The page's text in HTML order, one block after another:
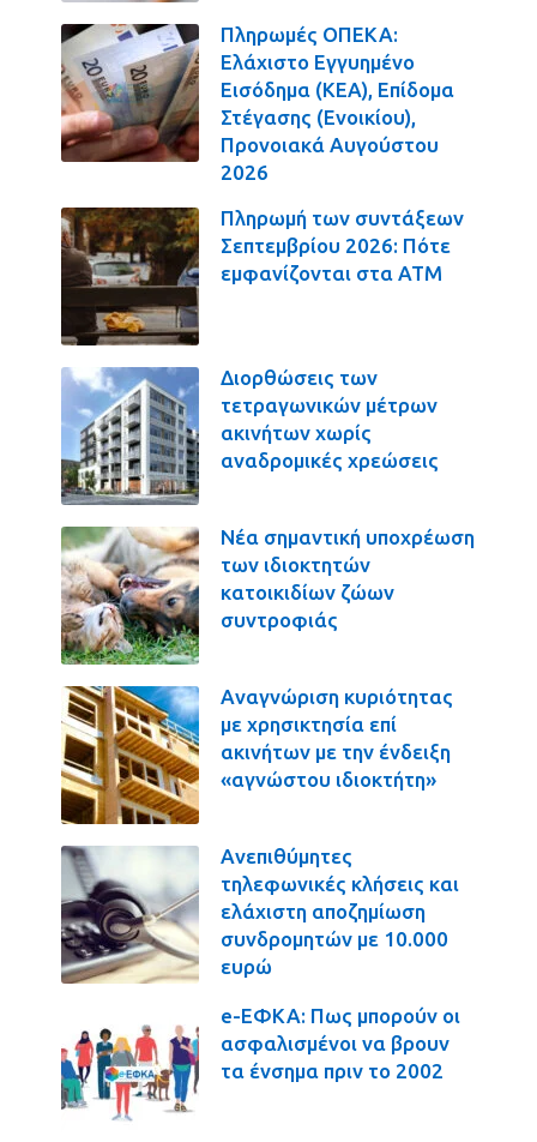
Πληρωμές ΟΠΕΚΑ:
Ελάχιστο Εγγυημένο
Εισόδημα (ΚΕΑ), Επίδομα
Στέγασης (Ενοικίου),
Προνοιακά Αυγούστου
2026
Πληρωμή των συντάξεων
Σεπτεμβρίου 2026: Πότε
εμφανίζονται στα ΑΤΜ
Διορθώσεις των
τετραγωνικών μέτρων
ακινήτων χωρίς
αναδρομικές χρεώσεις
Νέα σημαντική υποχρέωση
των ιδιοκτητών
κατοικιδίων ζώων
συντροφιάς
Αναγνώριση κυριότητας
με χρησικτησία επί
ακινήτων με την ένδειξη
«αγνώστου ιδιοκτήτη»
Ανεπιθύμητες
τηλεφωνικές κλήσεις και
ελάχιστη αποζημίωση
συνδρομητών με 10.000
ευρώ
e-ΕΦΚΑ: Πως μπορούν οι
ασφαλισμένοι να βρουν
τα ένσημα πριν το 2002